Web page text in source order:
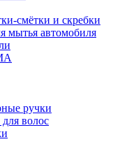
смётки и скребки
мытья автомобиля
ручки
волос